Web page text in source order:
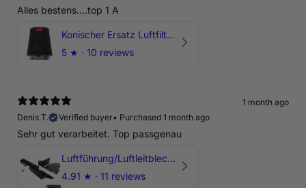
Alles bestens....top 1 A
Konischer Ersatz Luftfilter Pilz - 4" & 5" Offene Ansaugung
5 ★ · 10 reviews
1 month ago
Denis T.
Verified buyer• Purchased 1 month ago
Sehr gut verarbeitet. Top passgenau
Luftführung/Luftleitblech 5" 125mm offene Ansaugung HPerformance
4.91 ★ · 11 reviews